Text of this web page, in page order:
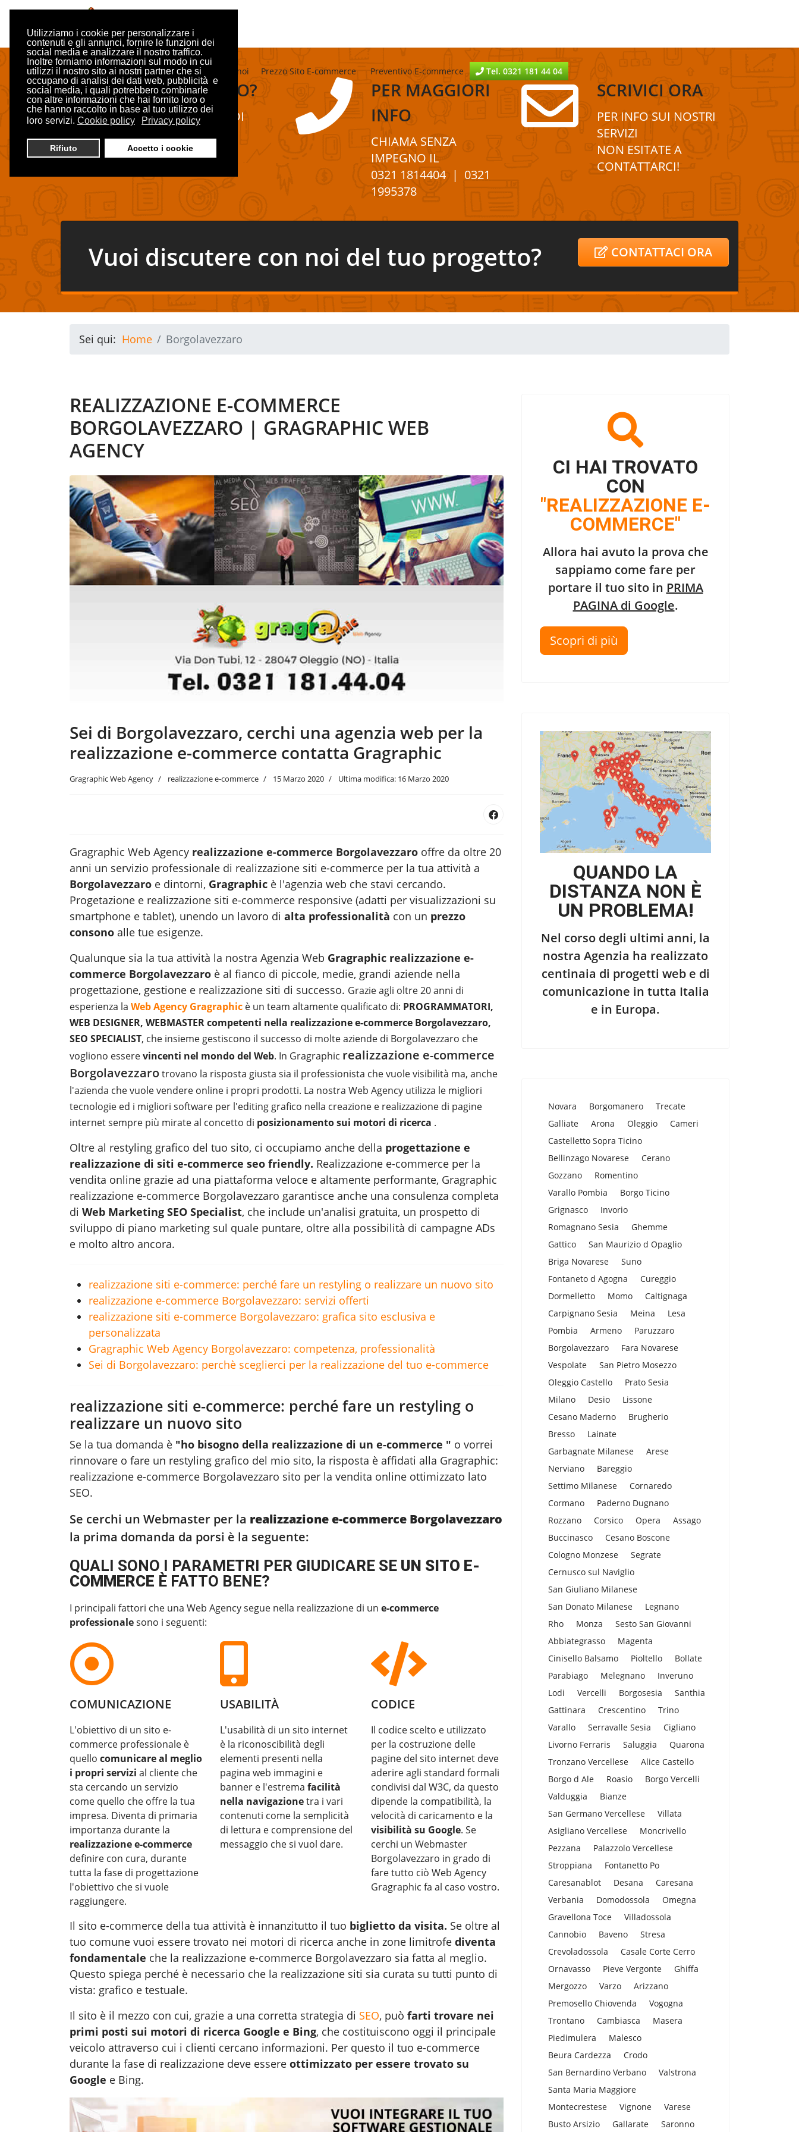
Utilizziamo i cookie per personalizzare i
contenuti e gli annunci, fornire le funzioni dei
social media e analizzare il nostro traffico.
Inoltre forniamo informazioni sul modo in cui
utilizzi il nostro sito ai nostri partner che si
occupano di analisi dei dati web, pubblicità e
social media, i quali potrebbero combinarle
con altre informazioni che hai fornito loro o
che hanno raccolto in base al tuo utilizzo dei
loro servizi. Cookie policy Privacy policy
Rifiuto Accetto i cookie
Home E-commerce Cosa dicono di noi Prezzo Sito E-commerce Preventivo E-commerce Tel. 0321 181 44 04
SERVE AIUTO?
CHATTA CON NOI
SCRIVICI ORA!
PER MAGGIORI
INFO
CHIAMA SENZA
IMPEGNO IL
0321 1814404 | 0321
1995378
SCRIVICI ORA
PER INFO SUI NOSTRI
SERVIZI
NON ESITATE A
CONTATTARCI!
Vuoi discutere con noi del tuo progetto? CONTATTACI ORA
Sei qui: Home Borgolavezzaro
REALIZZAZIONE E-COMMERCE
BORGOLAVEZZARO | GRAGRAPHIC WEB
AGENCY
Sei di Borgolavezzaro, cerchi una agenzia web per la
realizzazione e-commerce contatta Gragraphic
Gragraphic Web Agency realizzazione e-commerce 15 Marzo 2020 Ultima modifica: 16 Marzo 2020
Gragraphic Web Agency realizzazione e-commerce Borgolavezzaro offre da oltre 20
anni un servizio professionale di realizzazione siti e-commerce per la tua attività a
Borgolavezzaro e dintorni, Gragraphic è l'agenzia web che stavi cercando.
Progetazione e realizzazione siti e-commerce responsive (adatti per visualizzazioni su
smartphone e tablet), unendo un lavoro di alta professionalità con un prezzo
consono alle tue esigenze.
Qualunque sia la tua attività la nostra Agenzia Web Gragraphic realizzazione e-
commerce Borgolavezzaro è al fianco di piccole, medie, grandi aziende nella
progettazione, gestione e realizzazione siti di successo. Grazie agli oltre 20 anni di
esperienza la Web Agency Gragraphic è un team altamente qualificato di: PROGRAMMATORI,
WEB DESIGNER, WEBMASTER competenti nella realizzazione e-commerce Borgolavezzaro,
SEO SPECIALIST, che insieme gestiscono il successo di molte aziende di Borgolavezzaro che
vogliono esserevincenti nel mondo del Web. In Gragraphic realizzazione e-commerce
Borgolavezzarotrovano la risposta giusta sia il professionista che vuole visibilità ma, anche
l'azienda che vuole vendere online i propri prodotti. La nostra Web Agency utilizza le migliori
tecnologie ed i migliori software per l'editing grafico nella creazione e realizzazione di pagine
internet sempre più mirate al concetto di posizionamento sui motori di ricerca .
Oltre al restyling grafico del tuo sito, ci occupiamo anche della progettazione e
realizzazione di siti e-commerce seo friendly. Realizzazione e-commerce per la
vendita online grazie ad una piattaforma veloce e altamente performante, Gragraphic
realizzazione e-commerce Borgolavezzaro garantisce anche una consulenza completa
di Web Marketing SEO Specialist, che include un'analisi gratuita, un prospetto di
sviluppo di piano marketing sul quale puntare, oltre alla possibilità di campagne ADs
e molto altro ancora.
realizzazione siti e-commerce: perché fare un restyling o realizzare un nuovo sito
realizzazione e-commerce Borgolavezzaro: servizi offerti
realizzazione siti e-commerce Borgolavezzaro: grafica sito esclusiva e
personalizzata
Gragraphic Web Agency Borgolavezzaro: competenza, professionalità
Sei di Borgolavezzaro: perchè sceglierci per la realizzazione del tuo e-commerce
realizzazione siti e-commerce: perché fare un restyling o
realizzare un nuovo sito
Se la tua domanda è "ho bisogno della realizzazione di un e-commerce " o vorrei
rinnovare o fare un restyling grafico del mio sito, la risposta è affidati alla Gragraphic:
realizzazione e-commerce Borgolavezzaro sito per la vendita online ottimizzato lato
SEO.
Se cerchi un Webmaster per la realizzazione e-commerce Borgolavezzaro
la prima domanda da porsi è la seguente:
QUALI SONO I PARAMETRI PER GIUDICARE SE UN SITO E-
COMMERCE È FATTO BENE?
I principali fattori che una Web Agency segue nella realizzazione di un e-commerce
professionalesono i seguenti:
COMUNICAZIONE
L'obiettivo di un sito e-
commerce professionale è
quello comunicare al meglio
i propri servizi al cliente che
sta cercando un servizio
come quello che offre la tua
impresa. Diventa di primaria
importanza durante la
realizzazione e-commerce
definire con cura, durante
tutta la fase di progettazione
l'obiettivo che si vuole
raggiungere.
USABILITÀ
L'usabilità di un sito internet
è la riconoscibilità degli
elementi presenti nella
pagina web immagini e
banner e l'estremafacilità
nella navigazionetra i vari
contenuti come la semplicità
di lettura e comprensione del
messaggio che si vuol dare.
CODICE
Il codice scelto e utilizzato
per la costruzione delle
pagine del sito internet deve
aderire agli standard formali
condivisi dal W3C, da questo
dipende la compatibilità, la
velocità di caricamento e la
visibilità su Google. Se
cerchi un Webmaster
Borgolavezzaro in grado di
fare tutto ciò Web Agency
Gragraphic fa al caso vostro.
Il sito e-commerce della tua attività è innanzitutto il tuo biglietto da visita. Se oltre al
tuo comune vuoi essere trovato nei motori di ricerca anche in zone limitrofe diventa
fondamentale che la realizzazione e-commerce Borgolavezzaro sia fatta al meglio.
Questo spiega perché è necessario che la realizzazione siti sia curata su tutti punto di
vista: grafico e testuale.
Il sito è il mezzo con cui, grazie a una corretta strategia di SEO, può farti trovare nei
primi posti sui motori di ricerca Google e Bing, che costituiscono oggi il principale
veicolo attraverso cui i clienti cercano informazioni. Per questo il tuo e-commerce
durante la fase di realizzazione deve essere ottimizzato per essere trovato su
Google e Bing.
CI HAI TROVATO
CON
"REALIZZAZIONE E-
COMMERCE"
Allora hai avuto la prova che
sappiamo come fare per
portare il tuo sito in PRIMA
PAGINA di Google.
Scopri di più
QUANDO LA
DISTANZA NON È
UN PROBLEMA!
Nel corso degli ultimi anni, la
nostra Agenzia ha realizzato
centinaia di progetti web e di
comunicazione in tutta Italia
e in Europa.
Novara Borgomanero
Trecate
Galliate
Arona Oleggio
Cameri
Castelletto Sopra Ticino
Bellinzago Novarese
Cerano
Gozzano
Romentino
Varallo Pombia
Borgo Ticino
Grignasco
Invorio
Romagnano Sesia
Ghemme
Gattico
San Maurizio d Opaglio
Briga Novarese
Suno
Fontaneto d Agogna
Cureggio
Dormelletto
Momo
Caltignaga
Carpignano Sesia
Meina
Lesa
Pombia
Armeno
Paruzzaro
Borgolavezzaro
Fara Novarese
Vespolate
San Pietro Mosezzo
Oleggio Castello
Prato Sesia
Milano
Desio
Lissone
Cesano Maderno
Brugherio
Bresso
Lainate
Garbagnate Milanese
Arese
Nerviano
Bareggio
Settimo Milanese
Cornaredo
Cormano
Paderno Dugnano
Rozzano
Corsico Opera
Assago
Buccinasco
Cesano Boscone
Cologno Monzese
Segrate
Cernusco sul Naviglio
San Giuliano Milanese
San Donato Milanese
Legnano
Rho
Monza
Sesto San Giovanni
Abbiategrasso
Magenta
Cinisello Balsamo
Pioltello
Bollate
Parabiago
Melegnano
Inveruno
Lodi
Vercelli Borgosesia
Santhia
Gattinara
Crescentino
Trino
Varallo
Serravalle Sesia
Cigliano
Livorno Ferraris
Saluggia
Quarona
Tronzano Vercellese
Alice Castello
Borgo d Ale
Roasio
Borgo Vercelli
Valduggia
Bianze
San Germano Vercellese
Villata
Asigliano Vercellese
Moncrivello
Pezzana
Palazzolo Vercellese
Stroppiana
Fontanetto Po
Caresanablot
Desana
Caresana
Verbania
Domodossola
Omegna
Gravellona Toce
Villadossola
Cannobio
Baveno
Stresa
Crevoladossola
Casale Corte Cerro
Ornavasso
Pieve Vergonte
Ghiffa
Mergozzo
Varzo
Arizzano
Premosello Chiovenda
Vogogna
Trontano
Cambiasca
Masera
Piedimulera
Malesco
Beura Cardezza
Crodo
San Bernardino Verbano
Valstrona
Santa Maria Maggiore
Montecrestese
Vignone
Varese
Busto Arsizio
Gallarate Saronno